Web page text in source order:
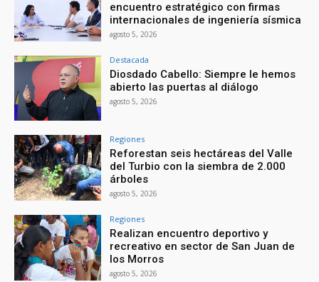
encuentro estratégico con firmas
internacionales de ingeniería sísmica
agosto 5, 2026
Destacada
Diosdado Cabello: Siempre le hemos
abierto las puertas al diálogo
agosto 5, 2026
Regiones
Reforestan seis hectáreas del Valle
del Turbio con la siembra de 2.000
árboles
agosto 5, 2026
Regiones
Realizan encuentro deportivo y
recreativo en sector de San Juan de
los Morros
agosto 5, 2026